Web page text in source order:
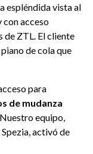
espléndida vista al
con acceso
de ZTL. El cliente
de cola que
para
de mudanza
equipo,
activó de